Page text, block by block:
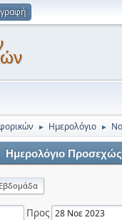
► Ημερολόγιο ►
Ημερολόγιο Προσεχώς
Εβδομάδα
Προς